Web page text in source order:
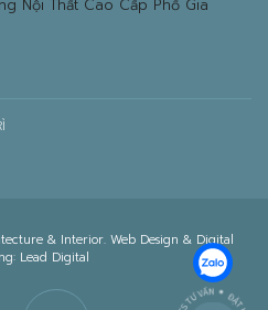
& Interior. Web Design & Digital
Lead Digital